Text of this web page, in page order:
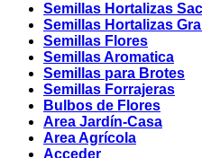
Semillas Hortalizas
Semillas Hortalizas
Semillas Flores
Semillas Aromatica
Semillas para Brotes
Semillas Forrajeras
Bulbos de Flores
Area Jardín-Casa
Area Agrícola
Acceder